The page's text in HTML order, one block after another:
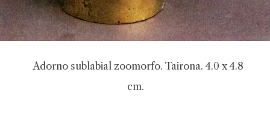
Adorno sublabial zoomorfo. Tairona. 4.0 x 4.8
cm.